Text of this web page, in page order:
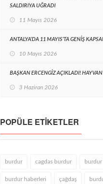
SALDIRIYA UĞRADI
11 Mayıs 2026
ANTALYA’DA 11 MAYIS’TA GENİŞ
10 Mayıs 2026
BAŞKAN ERCENGİZ AÇIKLADI!
3 Haziran 2026
POPÜLE ETIKETLER
burdur cagdas burdur
burdur haberleri çağdaş